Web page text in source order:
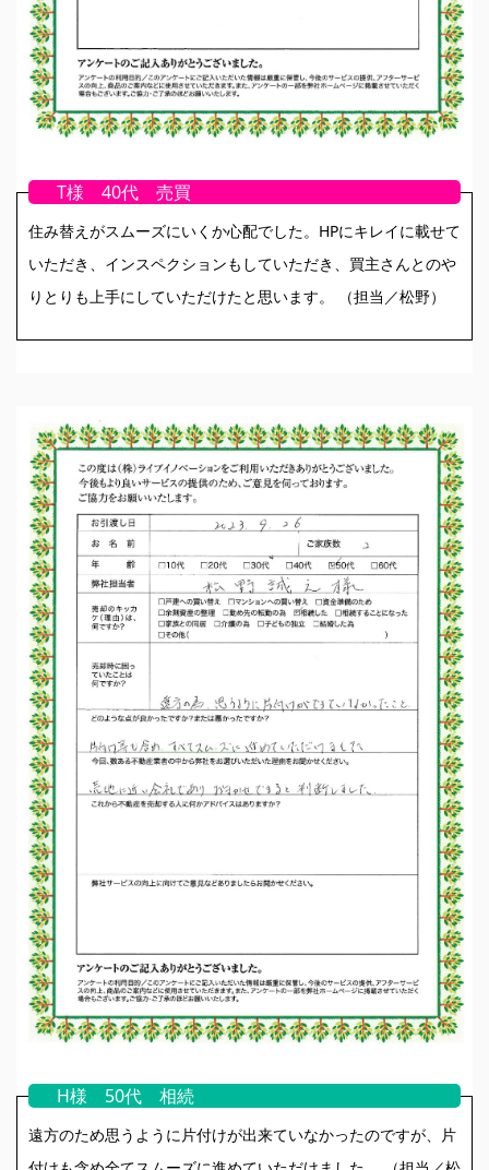
T様 40代 売買
住み替えがスムーズにいくか心配でした。HPにキレイに載せて
いただき、インスペクションもしていただき、買主さんとのや
りとりも上手にしていただけたと思います。 （担当／松野）
H様 50代 相続
遠方のため思うように片付けが出来ていなかったのですが、片